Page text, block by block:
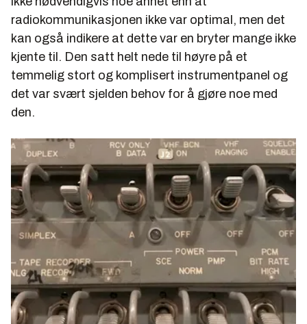
radiokommunikasjonen ikke var optimal, men det
kan også indikere at dette var en bryter mange ikke
kjente til. Den satt helt nede til høyre på et
temmelig stort og komplisert instrumentpanel og
det var svært sjelden behov for å gjøre noe med
den.